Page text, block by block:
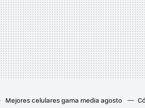
Mejores celulares gama media agosto